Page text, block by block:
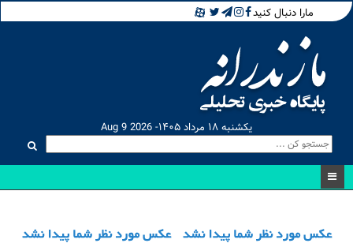
مارا دنبال کنید
یکشنبه ۱۸ مرداد ۱۴۰۵- Aug 9 2026